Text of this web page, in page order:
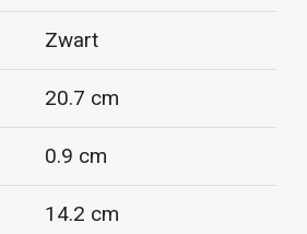
Zwart
20.7 cm
0.9 cm
14.2 cm